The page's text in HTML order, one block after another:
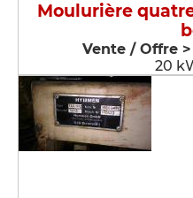
Moulurière
Vente / Offre
20